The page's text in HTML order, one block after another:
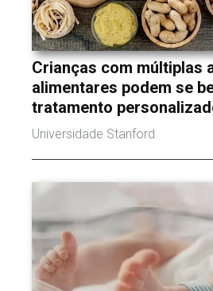
Crianças com múltiplas
alimentares podem se
tratamento
Universidade Stanford